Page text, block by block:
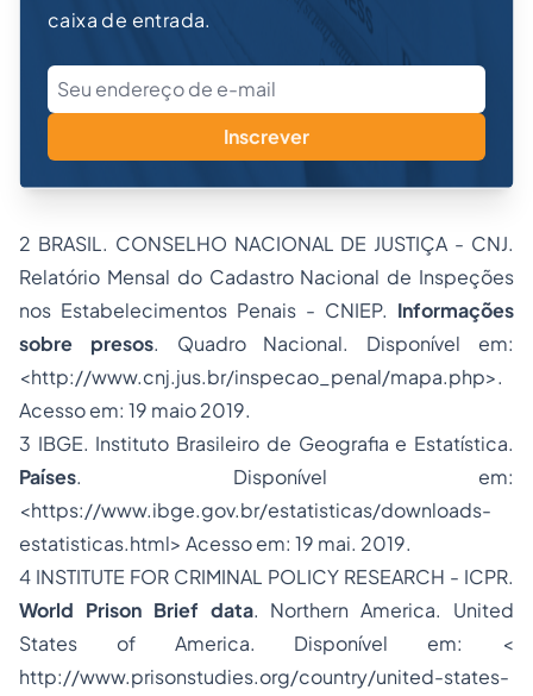
caixa de entrada.
Inscrever
2 BRASIL. CONSELHO NACIONAL DE JUSTIÇA - CNJ.
Relatório Mensal do Cadastro Nacional de Inspeções
nos Estabelecimentos Penais - CNIEP. Informações
sobre presos. Quadro Nacional. Disponível em:
<http://www.cnj.jus.br/inspecao_penal/mapa.php>.
Acesso em: 19 maio 2019.
3 IBGE. Instituto Brasileiro de Geografia e Estatística.
Países. Disponível em:
<https://www.ibge.gov.br/estatisticas/downloads-
estatisticas.html> Acesso em: 19 mai. 2019.
4 INSTITUTE FOR CRIMINAL POLICY RESEARCH - ICPR.
World Prison Brief data. Northern America.
United
States of America. Disponível em: <
http://www.prisonstudies.org/country/united-states-